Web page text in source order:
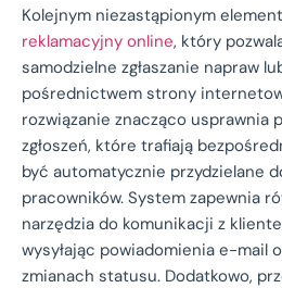
Kolejnym niezastąpionym
reklamacyjny online, który
samodzielne zgłaszanie napraw
pośrednictwem strony
rozwiązanie znacząco usprawnia
zgłoszeń, które trafiają
być automatycznie przydzielane
pracowników. System zapewnia
narzędzia do komunikacji z
wysyłając powiadomienia e-mail
zmianach statusu. Dodatkowo,